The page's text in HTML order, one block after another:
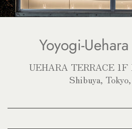
Yoyogi-
UEHARA TERRACE 1F
Shibuya,